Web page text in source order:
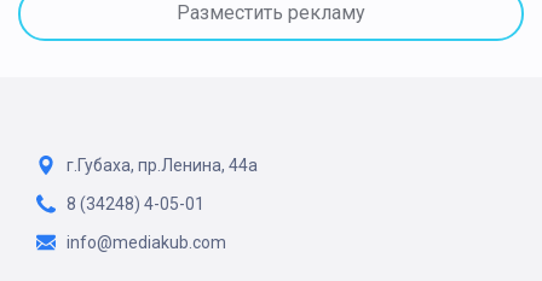
Разместить рекламу
г.Губаха, пр.Ленина, 44а
8 (34248) 4-05-01
info@mediakub.com